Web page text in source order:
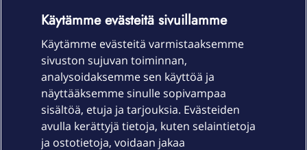
Laitteet & liittymät
Palvelut
Käytämme evästeitä sivuillamme
Käytämme evästeitä varmistaaksemme
sivuston sujuvan toiminnan,
analysoidaksemme sen käyttöä ja
näyttääksemme sinulle sopivampaa
sisältöä, etuja ja tarjouksia. Evästeiden
avulla kerättyjä tietoja, kuten selaintietoja
ja ostotietoja, voidaan jakaa